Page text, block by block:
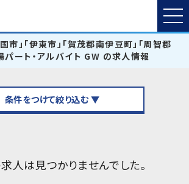
市」「伊東市」「賀茂郡南伊豆町」「周智郡
パート・アルバイト GW の求人情報
条件をつけて絞り込む ▼
人は見つかりませんでした。